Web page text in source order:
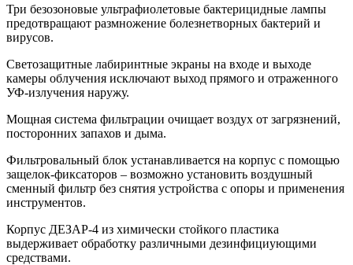
Три безозоновые ультрафиолетовые бактерицидные лампы
предотвращают размножение болезнетворных бактерий и
вирусов.
Светозащитные лабиринтные экраны на входе и выходе
камеры облучения исключают выход прямого и отраженного
УФ-излучения наружу.
Мощная система фильтрации очищает воздух от загрязнений,
посторонних запахов и дыма.
Фильтровальный блок устанавливается на корпус с помощью
защелок-фиксаторов – возможно установить воздушный
сменный фильтр без снятия устройства с опоры и применения
инструментов.
Корпус ДЕЗАР-4 из химически стойкого пластика
выдерживает обработку различными дезинфициующими
средствами.